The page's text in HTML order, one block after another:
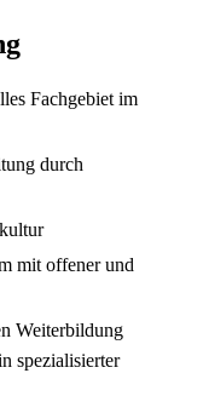
bevorzugt?
Fachgebiet im
durch
mit offener und
Weiterbildung
spezialisierter